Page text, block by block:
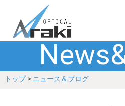
選ばれる理由
ブランド
トップ> ニュース＆ブログ